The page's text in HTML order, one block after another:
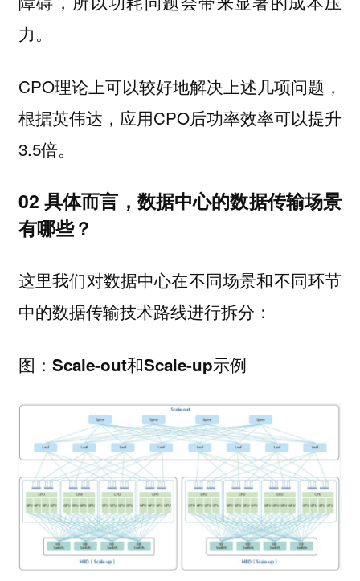
力。
CPO理论上可以较好地解决上述几项问题，
根据英伟达，应用CPO后功率效率可以提升
3.5倍。
02 具体而言，数据中心的数据传输场景
有哪些？
这里我们对数据中心在不同场景和不同环节
中的数据传输技术路线进行拆分：
图：Scale-out和Scale-up示例